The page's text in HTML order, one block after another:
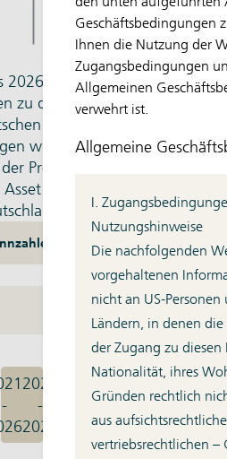
Geschäftsbedingungen
Ihnen die Nutzung der
Zugangsbedingungen
Allgemeinen
verwehrt ist.
Allgemeine
I.
Nutzungshinweise
Die nachfolgenden
vorgehaltenen
nicht an US-
Ländern, in denen
der Zugang zu
Nationalität, ihres
Gründen rechtlich
aus
vertriebsrechtlichen –
2026
zu den traditions­reichsten
Markt. Die seit 2005
wurden dieses Mal in 58
Preisverleihung wurde die
Manager
ausgezeichnet.
Zusammensetzung
-
2021
-
2026